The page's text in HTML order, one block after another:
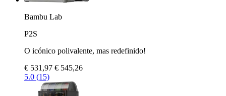
Bambu Lab
P2S
O icónico polivalente, mas redefinido!
€ 531,97 € 545,26
5.0 (15)